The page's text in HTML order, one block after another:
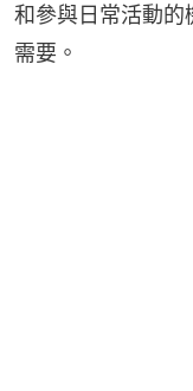
和參與日常活動的
需要。